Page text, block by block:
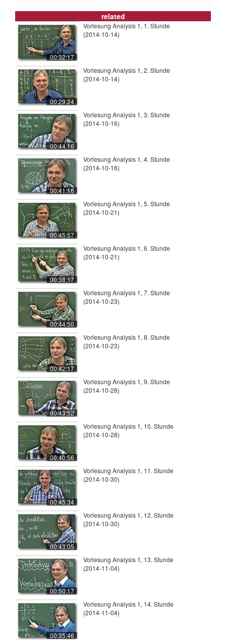
related
00:32:17
Vorlesung Analysis 1, 1. Stunde
(2014-10-14)
00:29:24
Vorlesung Analysis 1, 2. Stunde
(2014-10-14)
00:44:16
Vorlesung Analysis 1, 3. Stunde
(2014-10-16)
00:41:16
Vorlesung Analysis 1, 4. Stunde
(2014-10-16)
00:45:57
Vorlesung Analysis 1, 5. Stunde
(2014-10-21)
00:38:17
Vorlesung Analysis 1, 6. Stunde
(2014-10-21)
00:44:50
Vorlesung Analysis 1, 7. Stunde
(2014-10-23)
00:42:17
Vorlesung Analysis 1, 8. Stunde
(2014-10-23)
00:43:52
Vorlesung Analysis 1, 9. Stunde
(2014-10-28)
00:40:56
Vorlesung Analysis 1, 10. Stunde
(2014-10-28)
00:45:34
Vorlesung Analysis 1, 11. Stunde
(2014-10-30)
00:43:05
Vorlesung Analysis 1, 12. Stunde
(2014-10-30)
00:50:17
Vorlesung Analysis 1, 13. Stunde
(2014-11-04)
00:35:46
Vorlesung Analysis 1, 14. Stunde
(2014-11-04)